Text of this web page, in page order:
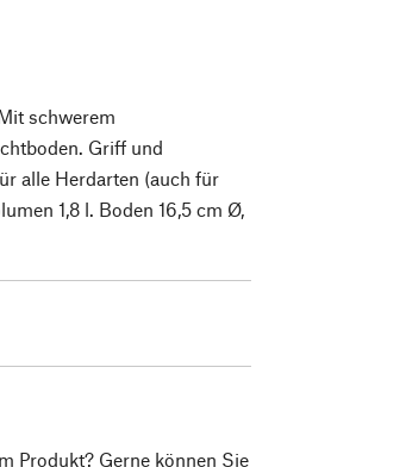
schwerem
Griff und
alle Herdarten (auch für
1,8 l. Boden 16,5 cm Ø,
Produkt? Gerne können Sie